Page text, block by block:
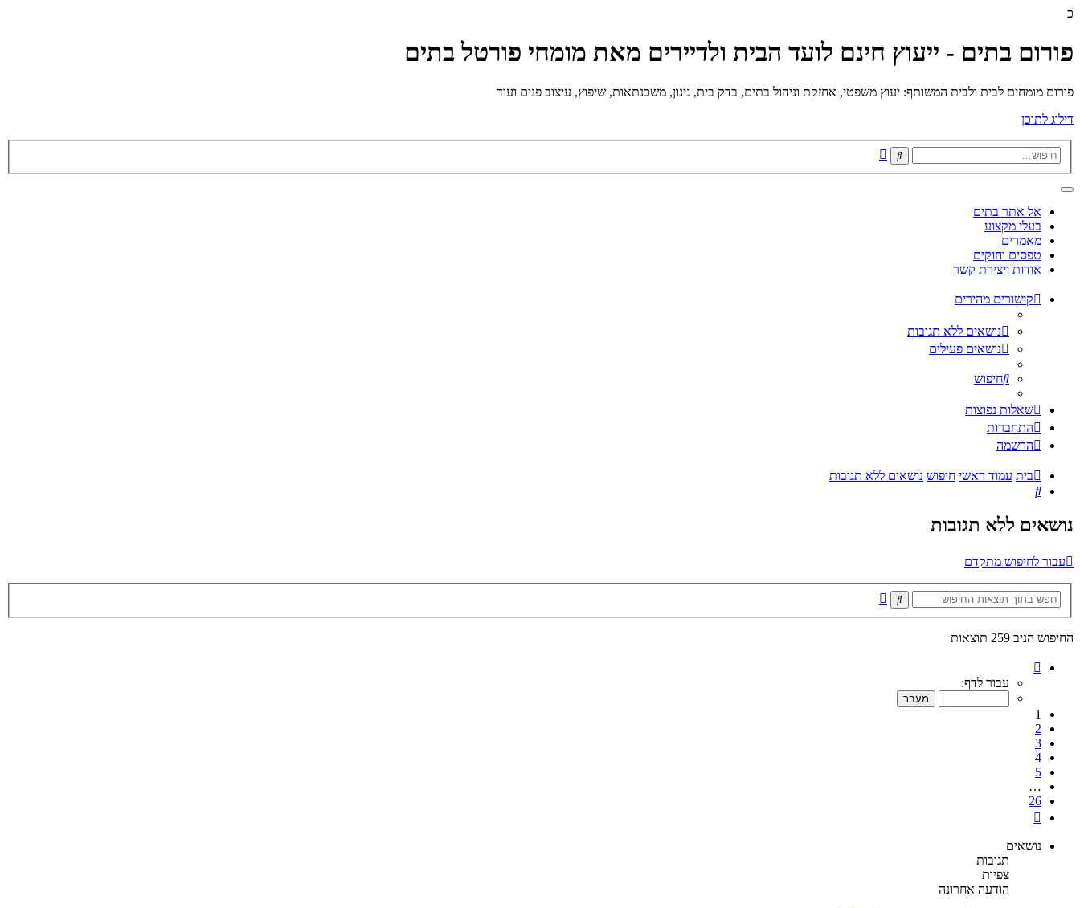
כ
פורום בתים - ייעוץ חינם לועד הבית ולדיירים מאת מומחי פורטל בתים
פורום מומחים לבית ולבית המשותף: יעוץ משפטי, אחזקת וניהול בתים, בדק בית, גינון, משכנתאות, שיפוץ, עיצוב פנים ועוד
דילוג לתוכן
חיפוש
אל אתר בתים
בעלי מקצוע
מאמרים
טפסים וחוקים
אודות ויצירת קשר
קישורים מהירים
נושאים ללא תגובות
נושאים פעילים
חיפוש
שאלות נפוצות
התחברות
הרשמה
בית עמוד ראשי חיפוש נושאים ללא תגובות
חיפוש
נושאים ללא תגובות
עבור לחיפוש מתקדם
חיפוש
החיפוש הניב 259 תוצאות
מתוך
עבור לדף:
1
2
3
4
5
…
26
נושאים
תגובות
צפיות
הודעה אחרונה